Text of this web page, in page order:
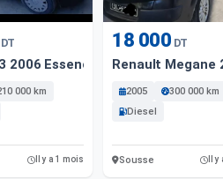
DT
2006 Essence Sousse
000 km
Il y a 1 mois
18 000 DT
Renault Megane
2005
300 000 km
Diesel
Sousse Il